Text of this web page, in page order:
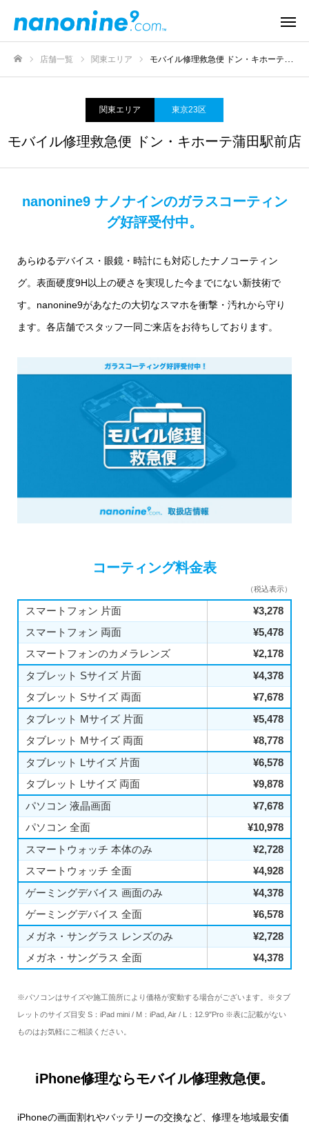
店舗一覧 関東エリア モバイル修理救急便 ドン・キホーテ蒲田駅前店
関東エリア 東京23区
モバイル修理救急便 ドン・キホーテ蒲田駅前店
nanonine9 ナノナインのガラスコーティン
グ好評受付中。
あらゆるデバイス・眼鏡・時計にも対応したナノコーティン
グ。表面硬度9H以上の硬さを実現した今までにない新技術で
す。nanonine9があなたの大切なスマホを衝撃・汚れから守り
ます。各店舗でスタッフ一同ご来店をお待ちしております。
コーティング料金表
（税込表示）
スマートフォン 片面
¥3,278
スマートフォン 両面
¥5,478
スマートフォンのカメラレンズ
¥2,178
タブレット Sサイズ 片面
¥4,378
タブレット Sサイズ 両面
¥7,678
タブレット Mサイズ 片面
¥5,478
タブレット Mサイズ 両面
¥8,778
タブレット Lサイズ 片面
¥6,578
タブレット Lサイズ 両面
¥9,878
パソコン 液晶画面
¥7,678
パソコン 全面
¥10,978
スマートウォッチ 本体のみ
¥2,728
スマートウォッチ 全面
¥4,928
ゲーミングデバイス 画面のみ
¥4,378
ゲーミングデバイス 全面
¥6,578
メガネ・サングラス レンズのみ
¥2,728
メガネ・サングラス 全面
¥4,378
※パソコンはサイズや施工箇所により価格が変動する場合がございます。※タブ
レットのサイズ目安 S：iPad mini / M：iPad, Air / L：12.9″Pro ※表に記載がない
ものはお気軽にご相談ください。
iPhone修理ならモバイル修理救急便。
iPhoneの画面割れやバッテリーの交換など、修理を地域最安価